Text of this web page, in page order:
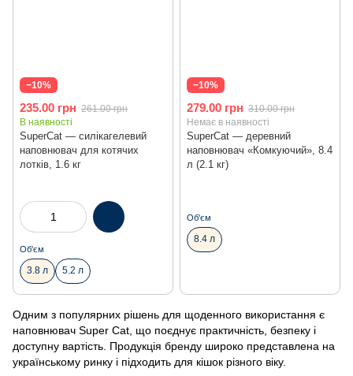
Одним з популярних рішень для щоденного використання є
наповнювач Super Cat, що поєднує практичність, безпеку і
доступну вартість. Продукція бренду широко представлена на
українському ринку і підходить для кішок різного віку.
−10%
SuperCat — cилікагелевий
наповнювач для котячих
лотків, 1.6 кг
235.00 грн 261.00 грн
В наявності
Об'єм
3.8 л 5.2 л
−10%
SuperCat — деревний
наповнювач «Комкуючий», 8.4
л (2.1 кг)
279.00 грн 310.00 грн
Немає в наявності
Об'єм
8.4 л